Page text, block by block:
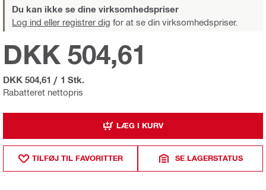
Du kan ikke se dine virksomhedspriser
Log ind eller registrer dig for at se din virksomhedspriser.
Rabatteret nettopris
DKK 504,61
DKK 504,61 / 1 Stk.
LÆG I KURV
TILFØJ TIL FAVORITTER SE LAGERSTATUS